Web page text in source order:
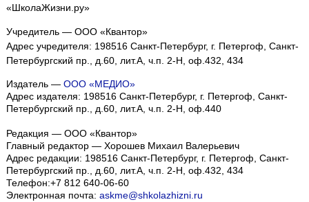
«ШколаЖизни.ру»
Учредитель — ООО «Квантор»
Адрес учредителя: 198516 Санкт-Петербург, г. Петергоф, Санкт-
Петербургский пр., д.60, лит.А, ч.п. 2-Н, оф.432, 434
Издатель — ООО «МЕДИО»
Адрес издателя: 198516 Санкт-Петербург, г. Петергоф, Санкт-
Петербургский пр., д.60, лит.А, ч.п. 2-Н, оф.440
Редакция — ООО «Квантор»
Главный редактор — Хорошев Михаил Валерьевич
Адрес редакции: 198516 Санкт-Петербург, г. Петергоф, Санкт-
Петербургский пр., д.60, лит.А, ч.п. 2-Н, оф.432, 434
Телефон:+7 812 640-06-60
Электронная почта: askme@shkolazhizni.ru